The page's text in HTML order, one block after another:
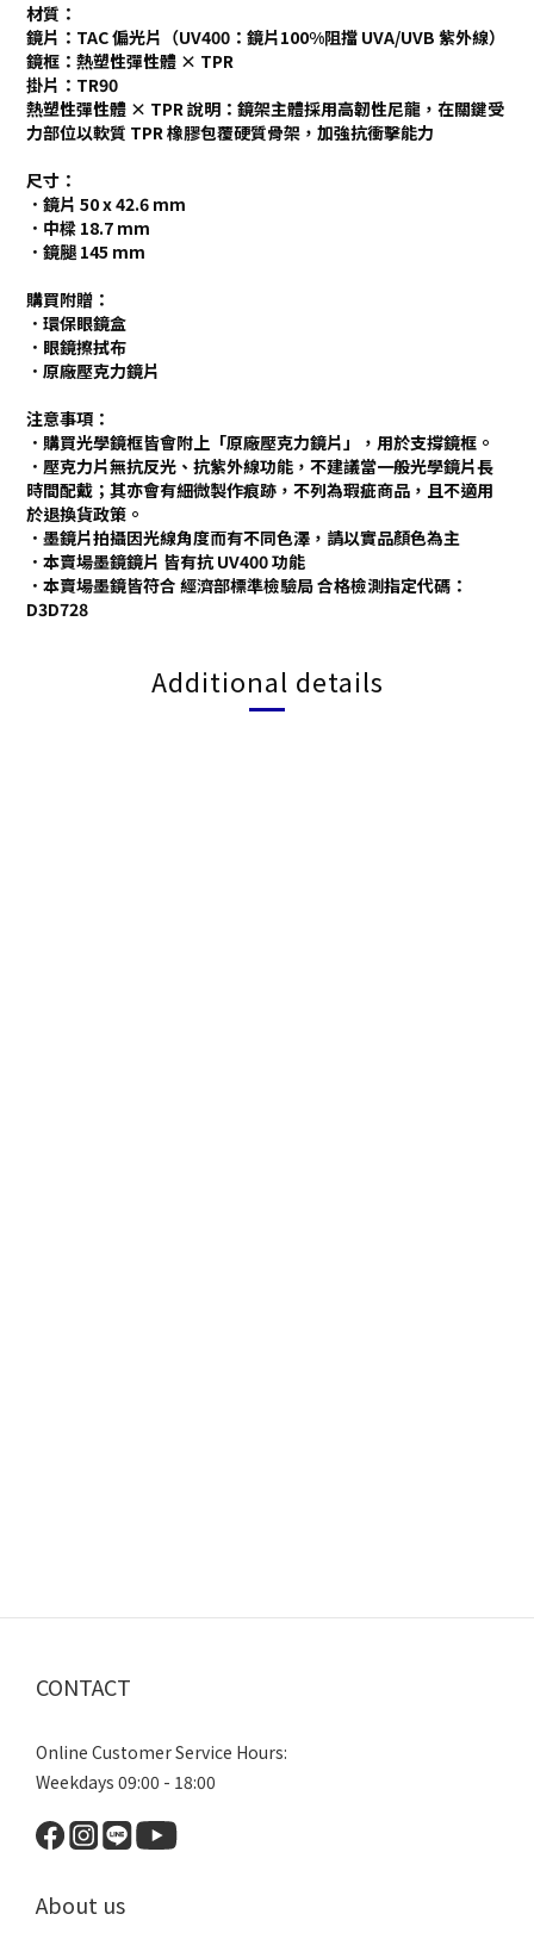
材質：
鏡片：TAC 偏光片（UV400：鏡片100%阻擋 UVA/UVB 紫外線）
鏡框：熱塑性彈性體 × TPR
掛片：TR90
熱塑性彈性體 × TPR 說明：鏡架主體採用高韌性尼龍，在關鍵受
力部位以軟質 TPR 橡膠包覆硬質骨架，加強抗衝擊能力
尺寸：
．鏡片 50 x 42.6 mm
．中樑 18.7 mm
．鏡腿 145 mm
購買附贈：
．環保眼鏡盒
．眼鏡擦拭布
．原廠壓克力鏡片
注意事項：
．購買光學鏡框皆會附上「原廠壓克力鏡片」，用於支撐鏡框。
．壓克力片無抗反光、抗紫外線功能，不建議當一般光學鏡片長
時間配戴；其亦會有細微製作痕跡，不列為瑕疵商品，且不適用
於退換貨政策。
．墨鏡片拍攝因光線角度而有不同色澤，請以實品顏色為主
．本賣場墨鏡鏡片 皆有抗 UV400 功能
．本賣場墨鏡皆符合 經濟部標準檢驗局 合格檢測指定代碼：
D3D728
Additional details
CONTACT
Online Customer Service Hours:
Weekdays 09:00 - 18:00
About us